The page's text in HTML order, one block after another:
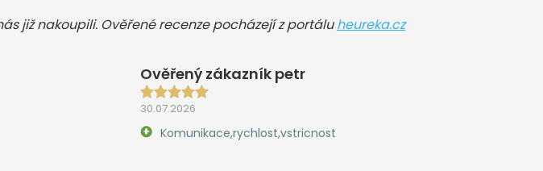
již nakoupili. Ověřené recenze pocházejí z portáluheureka.cz
Ověřený zákazník petr
30.07.2026
Komunikace,rychlost,vstricnost